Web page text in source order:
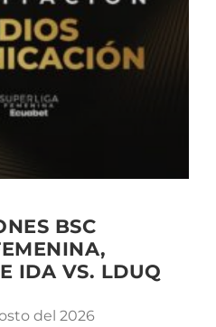
BSC
IDA VS. LDUQ
del 2026